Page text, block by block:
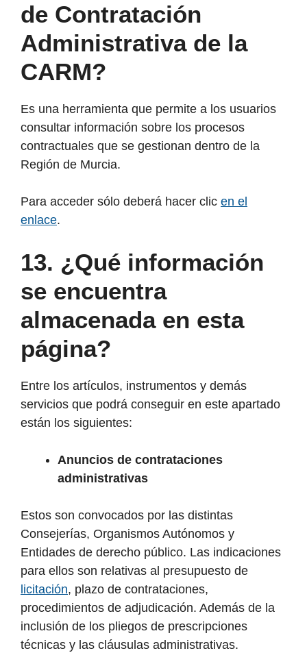
de Contratación
Administrativa de la
CARM?
Es una herramienta que permite a los usuarios
consultar información sobre los procesos
contractuales que se gestionan dentro de la
Región de Murcia.
Para acceder sólo deberá hacer clic en el
enlace.
13. ¿Qué información
se encuentra
almacenada en esta
página?
Entre los artículos, instrumentos y demás
servicios que podrá conseguir en este apartado
están los siguientes:
Anuncios de contrataciones
administrativas
Estos son convocados por las distintas
Consejerías, Organismos Autónomos y
Entidades de derecho público. Las indicaciones
para ellos son relativas al presupuesto de
licitación, plazo de contrataciones,
procedimientos de adjudicación. Además de la
inclusión de los pliegos de prescripciones
técnicas y las cláusulas administrativas.